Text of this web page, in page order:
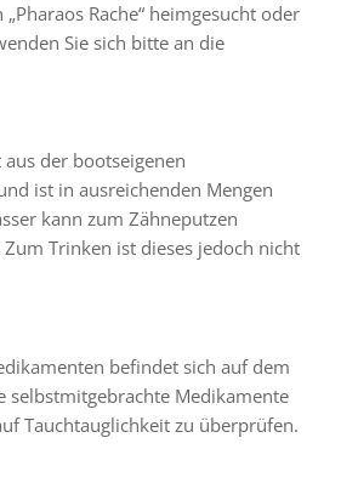
Rache“ heimgesucht oder
Sie sich bitte an die
der bootseigenen
ist in ausreichenden Mengen
kann zum Zähneputzen
Trinken ist dieses jedoch nicht
befindet sich auf dem
selbstmitgebrachte Medikamente
Tauchtauglichkeit zu überprüfen.